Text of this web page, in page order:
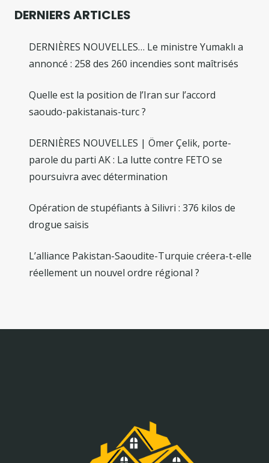
DERNIERS ARTICLES
DERNIÈRES NOUVELLES… Le ministre Yumaklı a
annoncé : 258 des 260 incendies sont maîtrisés
Quelle est la position de l’Iran sur l’accord
saoudo-pakistanais-turc ?
DERNIÈRES NOUVELLES | Ömer Çelik, porte-
parole du parti AK : La lutte contre FETO se
poursuivra avec détermination
Opération de stupéfiants à Silivri : 376 kilos de
drogue saisis
L’alliance Pakistan-Saoudite-Turquie créera-t-elle
réellement un nouvel ordre régional ?